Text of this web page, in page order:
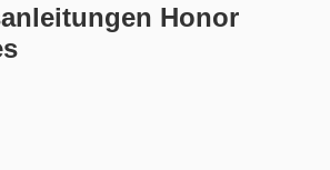
Honor